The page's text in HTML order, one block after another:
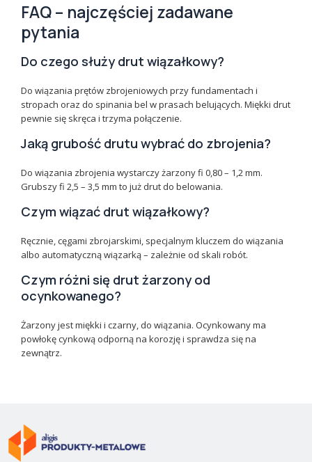
FAQ – najczęściej zadawane
pytania
Do czego służy drut wiązałkowy?
Do wiązania prętów zbrojeniowych przy fundamentach i
stropach oraz do spinania bel w prasach belujących. Miękki drut
pewnie się skręca i trzyma połączenie.
Jaką grubość drutu wybrać do zbrojenia?
Do wiązania zbrojenia wystarczy żarzony fi 0,80 – 1,2 mm.
Grubszy fi 2,5 – 3,5 mm to już drut do belowania.
Czym wiązać drut wiązałkowy?
Ręcznie, cęgami zbrojarskimi, specjalnym kluczem do wiązania
albo automatyczną wiązarką – zależnie od skali robót.
Czym różni się drut żarzony od
ocynkowanego?
Żarzony jest miękki i czarny, do wiązania. Ocynkowany ma
powłokę cynkową odporną na korozję i sprawdza się na
zewnątrz.